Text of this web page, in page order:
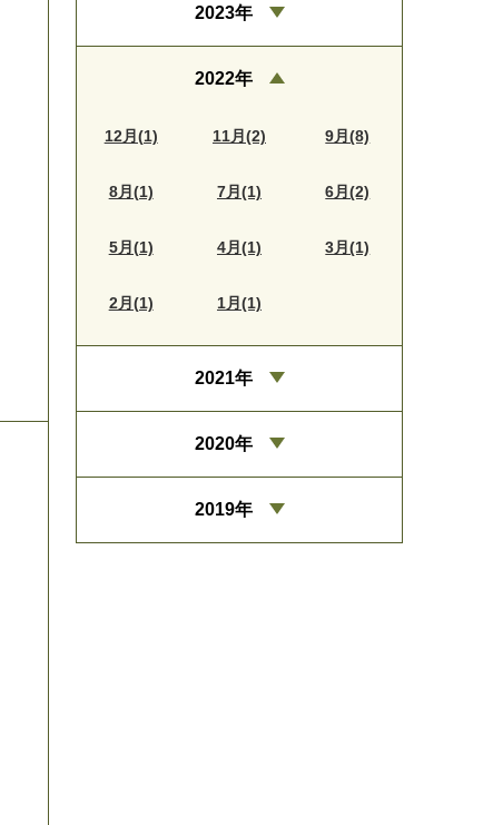
2023年
2022年
12月(1) 11月(2) 9月(8)
8月(1) 7月(1) 6月(2)
5月(1) 4月(1) 3月(1)
2月(1) 1月(1)
2021年
2020年
2019年